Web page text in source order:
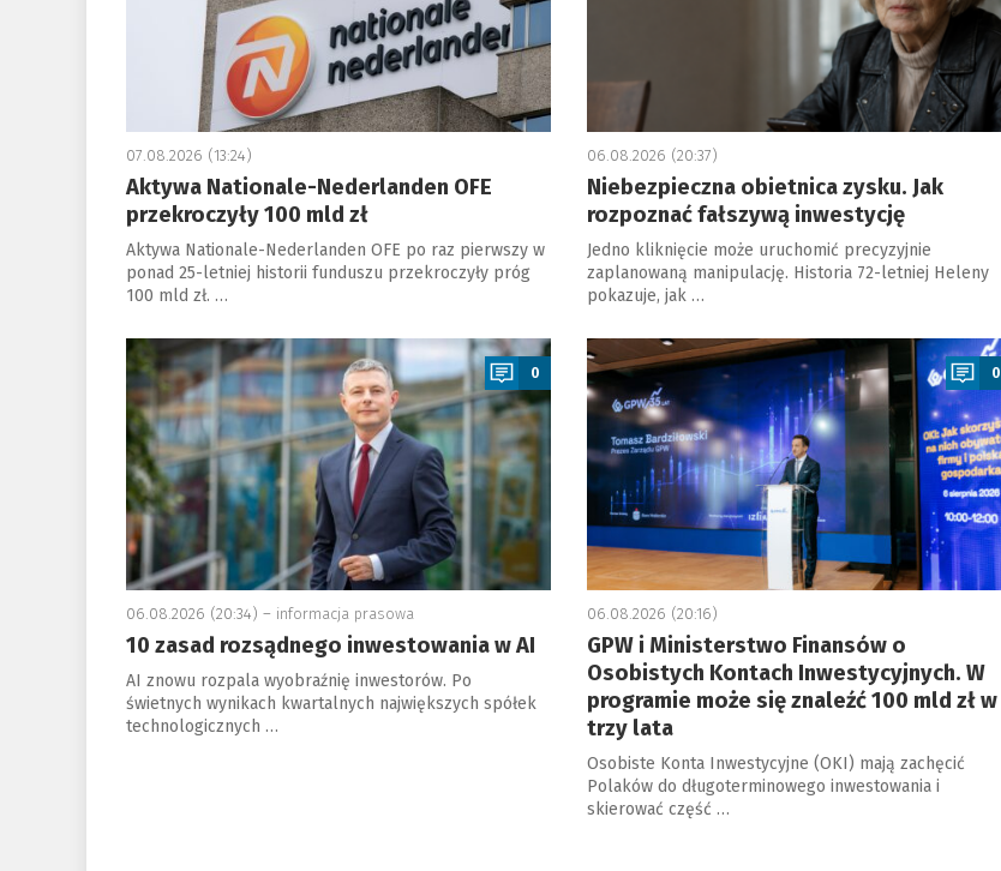
07.08.2026 (13:24)
Aktywa Nationale-Nederlanden OFE
przekroczyły 100 mld zł
Aktywa Nationale-Nederlanden OFE po raz pierwszy w
ponad 25-letniej historii funduszu przekroczyły próg
100 mld zł. …
06.08.2026 (20:37)
Niebezpieczna obietnica zysku. Jak
rozpoznać fałszywą inwestycję
Jedno kliknięcie może uruchomić precyzyjnie
zaplanowaną manipulację. Historia 72-letniej Heleny
pokazuje, jak …
a
0
06.08.2026 (20:34) – informacja prasowa
10 zasad rozsądnego inwestowania w AI
AI znowu rozpala wyobraźnię inwestorów. Po
świetnych wynikach kwartalnych największych spółek
technologicznych …
a
0
06.08.2026 (20:16)
GPW i Ministerstwo Finansów o
Osobistych Kontach Inwestycyjnych. W
programie może się znaleźć 100 mld zł w
trzy lata
Osobiste Konta Inwestycyjne (OKI) mają zachęcić
Polaków do długoterminowego inwestowania i
skierować część …